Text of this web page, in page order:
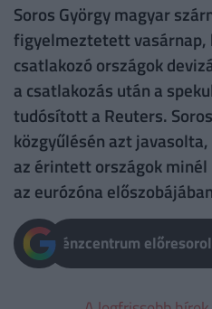
Soros György magyar
figyelmeztetett vasárnap,
csatlakozó országok
a csatlakozás után a
tudósított a Reuters.
közgyűlésén azt
az érintett országok
az eurózóna
Pénzcentrum